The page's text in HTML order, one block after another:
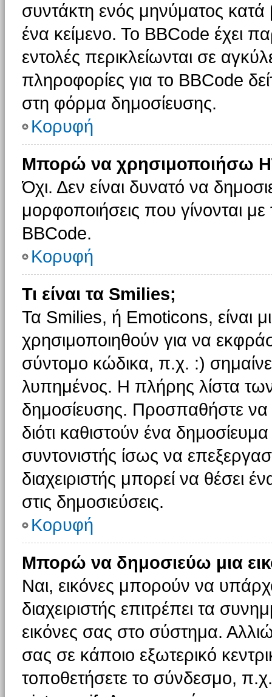
συντάκτη ενός μηνύματος
ένα κείμενο. Το BBCode έχει
εντολές περικλείωνται σε
πληροφορίες για το BBCode
στη φόρμα δημοσίευσης.
Κορυφή
Μπορώ να χρησιμοποιήσω
Όχι. Δεν είναι δυνατό να
μορφοποιήσεις που γίνονται
BBCode.
Κορυφή
Τι είναι τα Smilies;
Τα Smilies, ή Emoticons, είναι
χρησιμοποιηθούν για να
σύντομο κώδικα, π.χ. :)
λυπημένος. Η πλήρης λίστα των
δημοσίευσης. Προσπαθήστε να
διότι καθιστούν ένα
συντονιστής ίσως να
διαχειριστής μπορεί να θέσει
στις δημοσιεύσεις.
Κορυφή
Μπορώ να δημοσιεύω μια
Ναι, εικόνες μπορούν να
διαχειριστής επιτρέπει τα
εικόνες σας στο σύστημα.
σας σε κάποιο εξωτερικό
τοποθετήσετε το σύνδεσμο,